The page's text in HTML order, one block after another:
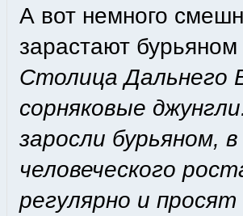
А вот немного
зарастают
Столица Дальнего
сорняковые
заросли бурьяном,
человеческого
регулярно и